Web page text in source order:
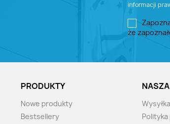
informacji
że
PRODUKTY
Nowe produkty
Bestsellery
Wysyłka